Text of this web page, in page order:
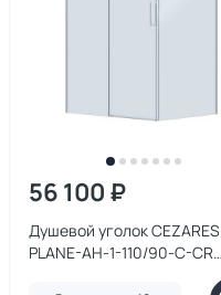
56 100 ₽
Душевой уголок CEZARES
PLANE-AH-1-110/90-C-CR